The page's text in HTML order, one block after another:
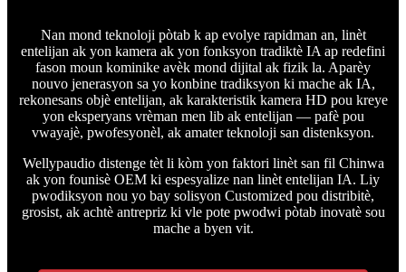
Nan mond teknoloji pòtab k ap evolye rapidman an, linèt
entelijan ak yon kamera ak yon fonksyon tradiktè IA ap redefini
fason moun kominike avèk mond dijital ak fizik la. Aparèy
nouvo jenerasyon sa yo konbine tradiksyon ki mache ak IA,
rekonesans objè entelijan, ak karakteristik kamera HD pou kreye
yon eksperyans vrèman men lib ak entelijan — pafè pou
vwayajè, pwofesyonèl, ak amater teknoloji san distenksyon.
Wellypaudio distenge tèt li kòm yon faktori linèt san fil Chinwa
ak yon founisè OEM ki espesyalize nan linèt entelijan IA. Liy
pwodiksyon nou yo bay solisyon Customized pou distribitè,
grosist, ak achtè antrepriz ki vle pote pwodwi pòtab inovatè sou
mache a byen vit.